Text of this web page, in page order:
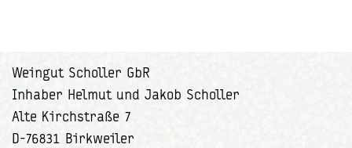
Weingut Scholler GbR
Inhaber Helmut und Jakob Scholler
Alte Kirchstraße 7
D-76831 Birkweiler